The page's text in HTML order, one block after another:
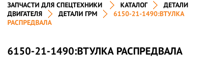
ЗАПЧАСТИ ДЛЯ СПЕЦТЕХНИКИ КАТАЛОГ
ДЕТАЛИ
ДВИГАТЕЛЯ
ДЕТАЛИ ГРМ
6150-21-1490:ВТУЛКА
РАСПРЕДВАЛА
6150-21-1490:ВТУЛКА РАСПРЕДВАЛА